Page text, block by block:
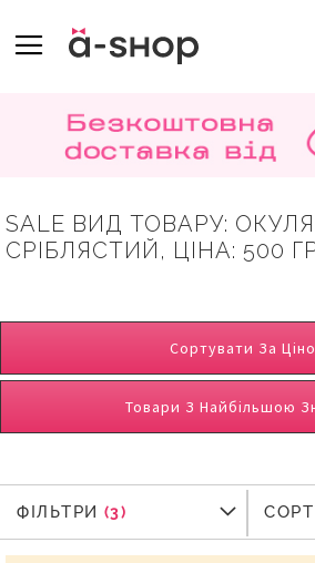
TO
CONTENT
SALE ВИД ТОВАРУ:
СРІБЛЯСТИЙ, ЦІНА: 500
Сортувати За
Товари З Найбільшою
ФІЛЬТРИ
ФІЛЬТРИ